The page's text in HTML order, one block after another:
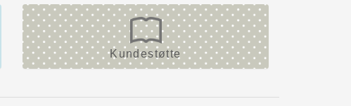
Kundestøtte